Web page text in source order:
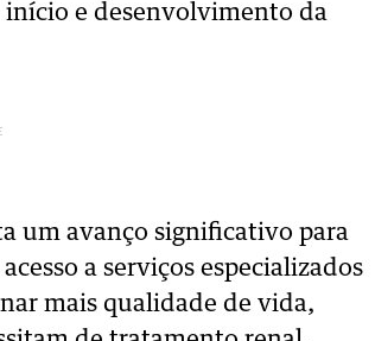
início e desenvolvimento da
um avanço significativo para
a serviços especializados
mais qualidade de vida,